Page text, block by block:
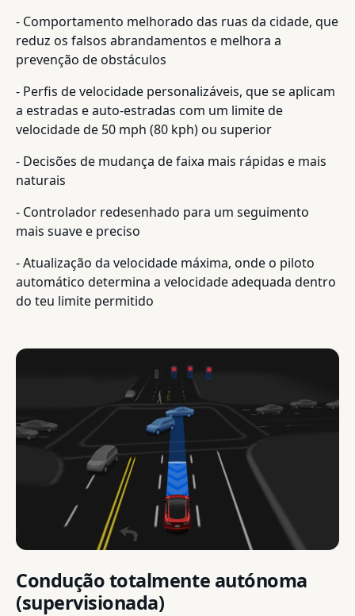
- Comportamento melhorado das ruas da cidade, que
reduz os falsos abrandamentos e melhora a
prevenção de obstáculos
- Perfis de velocidade personalizáveis, que se aplicam
a estradas e auto-estradas com um limite de
velocidade de 50 mph (80 kph) ou superior
- Decisões de mudança de faixa mais rápidas e mais
naturais
- Controlador redesenhado para um seguimento
mais suave e preciso
- Atualização da velocidade máxima, onde o piloto
automático determina a velocidade adequada dentro
do teu limite permitido
Condução totalmente autónoma
(supervisionada)